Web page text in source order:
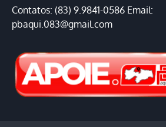
Contatos: (83) 9.9841-0586 Email:
pbaqui.083@gmail.com